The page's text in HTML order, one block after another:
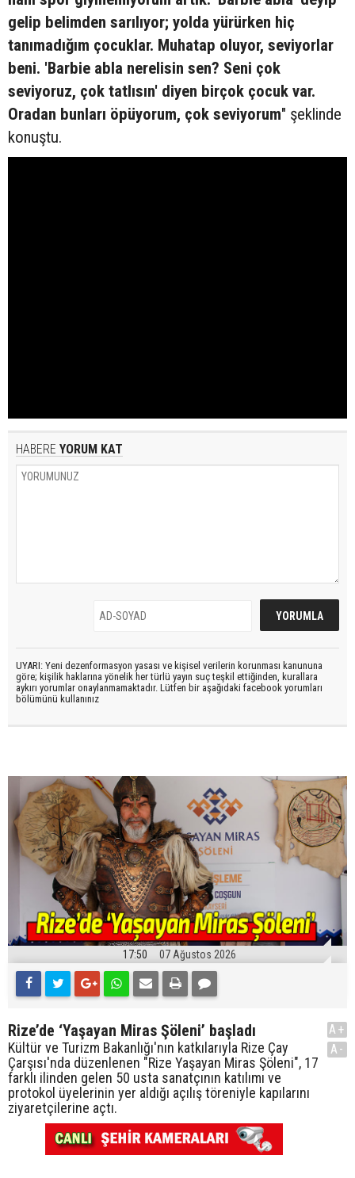
gelip belimden sarılıyor; yolda yürürken hiç
tanımadığım çocuklar. Muhatap oluyor, seviyorlar
beni. 'Barbie abla nerelisin sen? Seni çok
seviyoruz, çok tatlısın' diyen birçok çocuk var.
Oradan bunları öpüyorum, çok seviyorum" şeklinde
konuştu.
HABERE YORUM KAT
UYARI: Yeni dezenformasyon yasası ve kişisel verilerin korunması kanununa
göre; kişilik haklarına yönelik her türlü yayın suç teşkil ettiğinden, kurallara
aykırı yorumlar onaylanmamaktadır. Lütfen bir aşağıdaki facebook yorumları
bölümünü kullanınız
17:50 07 Ağustos 2026
Rize’de ‘Yaşayan Miras Şöleni’ başladı
Kültür ve Turizm Bakanlığı'nın katkılarıyla Rize Çay
Çarşısı'nda düzenlenen "Rize Yaşayan Miras Şöleni", 17
farklı ilinden gelen 50 usta sanatçının katılımı ve
protokol üyelerinin yer aldığı açılış töreniyle kapılarını
ziyaretçilerine açtı.
A+
A-